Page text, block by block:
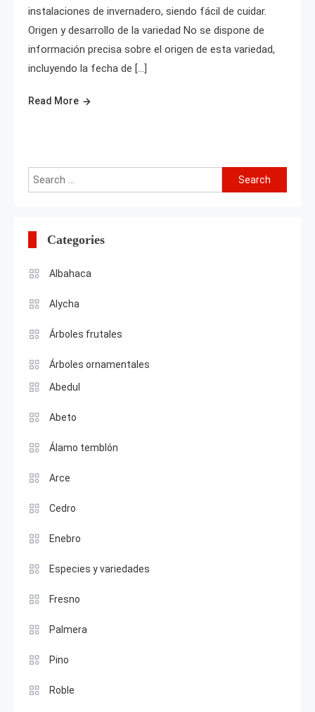
instalaciones de invernadero, siendo fácil de cuidar.
Origen y desarrollo de la variedad No se dispone de
información precisa sobre el origen de esta variedad,
incluyendo la fecha de […]
Read More
Search
for:
Categories
Albahaca
Alycha
Árboles frutales
Árboles ornamentales
Abedul
Abeto
Álamo temblón
Arce
Cedro
Enebro
Especies y variedades
Fresno
Palmera
Pino
Roble